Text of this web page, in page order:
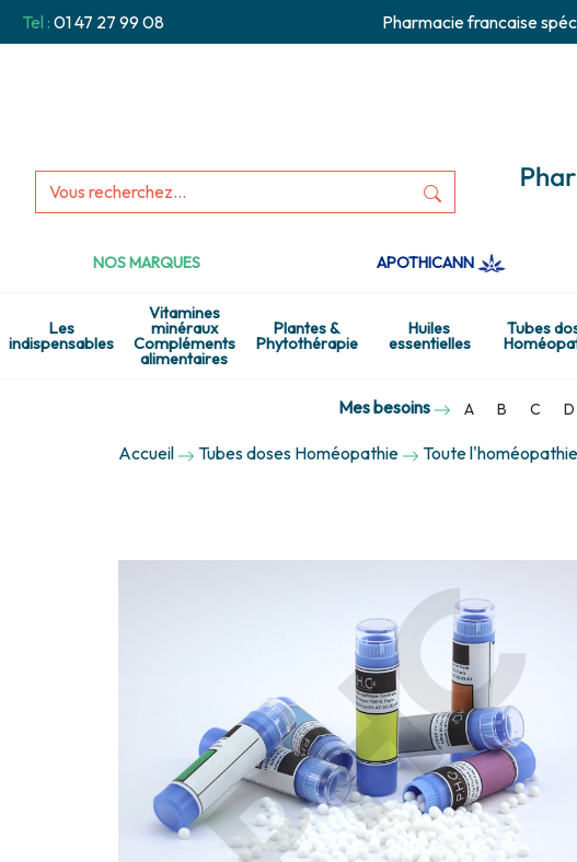
Tel : 01 47 27 99 08 Pharmacie francaise
NOS MARQUES APOTHICANN
Les
indispensables
Vitamines
minéraux
Compléments
alimentaires
Plantes &
Phytothérapie
Huiles
essentielles
Tubes
Mes besoins A B C D
Accueil Tubes doses Homéopathie Toute